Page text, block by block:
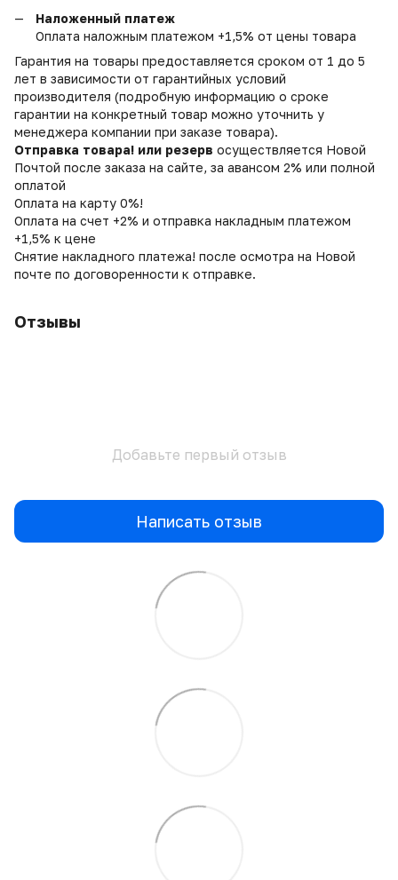
Наложенный платеж
Оплата наложным платежом +1,5% от цены товара
Гарантия на товары предоставляется сроком от 1 до 5
лет в зависимости от гарантийных условий
производителя (подробную информацию о сроке
гарантии на конкретный товар можно уточнить у
менеджера компании при заказе товара).
Отправка товара! или резерв осуществляется Новой
Почтой после заказа на сайте, за авансом 2% или полной
оплатой
Оплата на карту 0%!
Оплата на счет +2% и отправка накладным платежом
+1,5% к цене
Снятие накладного платежа! после осмотра на Новой
почте по договоренности к отправке.
Отзывы
Добавьте первый отзыв
Написать отзыв